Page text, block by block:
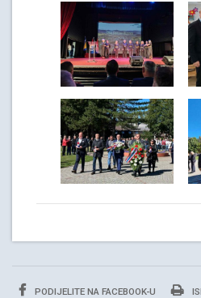
PODIJELITE NA FACEBOOK-U